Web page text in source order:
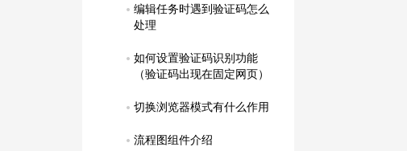
编辑任务时遇到验证码怎么
处理
如何设置验证码识别功能
（验证码出现在固定网页）
切换浏览器模式有什么作用
流程图组件介绍